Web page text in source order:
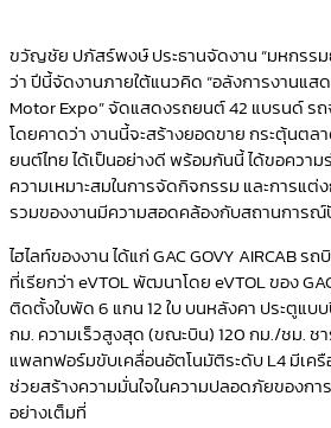
ขวัญชัย ปภัสร์พงษ์ ประธานจัดงาน “มหกรร
ว่า ปีนี้จัดงานภายใต้แนวคิด “อลังการงานแส
Motor Expo”จัดแสดงรถยนต์42 แบรนด์ ร
โดยคาดว่า งานนี้จะสร้างยอดขาย กระตุ้นตล
ยนต์ไทย ได้เป็นอย่างดีพร้อมกันนี้ ได้ขอความ
ความเหมาะสมในการจัดกิจกรรม และการแ
รวมของงานมีความสอดคล้องกับสถานการ
ไฮไลท์ของงาน ได้แก่GAC GOVY AIRCABรถ
ที่เรียกว่าeVTOLพัฒนาโดยeVTOLของ
ติดตั้งใบพัด6 แกน12ใบ บนหลังคา ประตูแบ
กม. ความเร็วสูงสุด (ขณะบิน)120กม./ชม. ชา
แพลทฟอร์มขับเคลื่อนอัตโนมัติระดับL4มีเค
ช่วยสร้างความมั่นใจในความปลอดภัยของก
อย่างเต็มที่